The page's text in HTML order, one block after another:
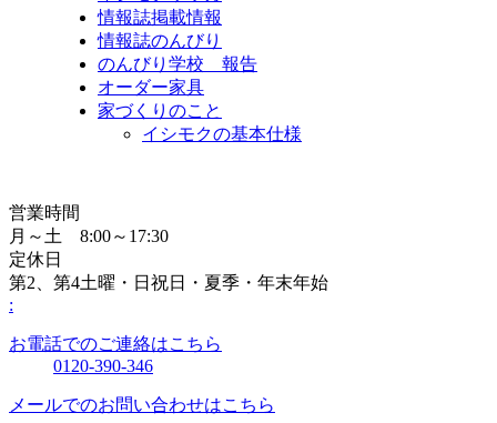
情報誌掲載情報
情報誌のんびり
のんびり学校 報告
オーダー家具
家づくりのこと
イシモクの基本仕様
営業時間
月～土 8:00～17:30
定休日
第2、第4土曜・日祝日・夏季・年末年始
:
お電話でのご連絡はこちら
0120-390-346
メールでのお問い合わせはこちら